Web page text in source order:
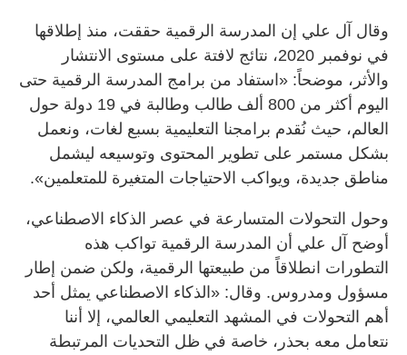
وقال آل علي إن المدرسة الرقمية حققت، منذ إطلاقها
في نوفمبر 2020، نتائج لافتة على مستوى الانتشار
والأثر، موضحاً: «استفاد من برامج المدرسة الرقمية حتى
اليوم أكثر من 800 ألف طالب وطالبة في 19 دولة حول
العالم، حيث نُقدم برامجنا التعليمية بسبع لغات، ونعمل
بشكل مستمر على تطوير المحتوى وتوسيعه ليشمل
مناطق جديدة، ويواكب الاحتياجات المتغيرة للمتعلمين».
وحول التحولات المتسارعة في عصر الذكاء الاصطناعي،
أوضح آل علي أن المدرسة الرقمية تواكب هذه
التطورات انطلاقاً من طبيعتها الرقمية، ولكن ضمن إطار
مسؤول ومدروس. وقال: «الذكاء الاصطناعي يمثل أحد
أهم التحولات في المشهد التعليمي العالمي، إلا أننا
نتعامل معه بحذر، خاصة في ظل التحديات المرتبطة